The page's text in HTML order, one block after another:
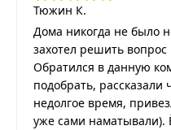
Тюжин К.
Дома никогда не было
захотел решить
Обратился в данную
подобрать, рассказали
недолгое время,
уже сами наматывали).